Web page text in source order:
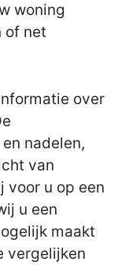
woning
of net
over
nadelen,
van
voor u op een
u een
maakt
vergelijken